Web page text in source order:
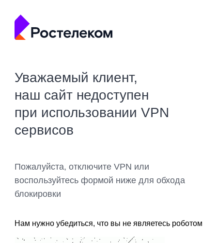
Уважаемый клиент,
наш сайт недоступен
при использовании VPN
сервисов
Пожалуйста, отключите VPN или
воспользуйтесь формой ниже для обхода
блокировки
Нам нужно убедиться, что вы не являетесь роботом